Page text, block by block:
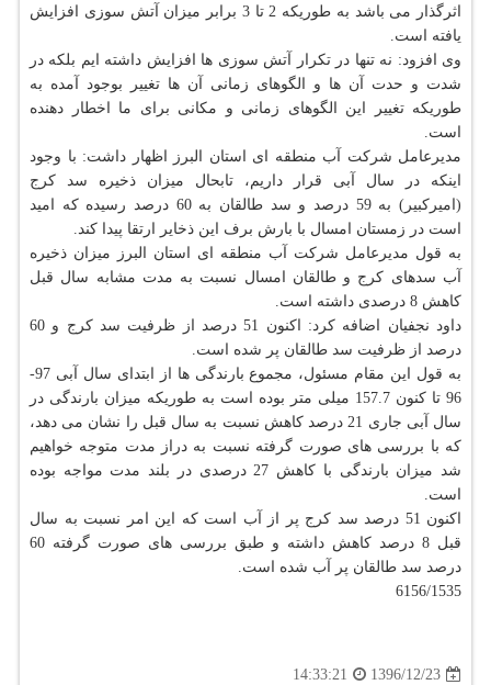
اثرگذار می باشد به طوریكه 2 تا 3 برابر میزان آتش سوزی افزایش
یافته است.
وی افزود: نه تنها در تكرار آتش سوزی ها افزایش داشته ایم بلكه در
شدت و حدت آن ها و الگوهای زمانی آن ها تغییر بوجود آمده به
طوریكه تغییر این الگوهای زمانی و مكانی برای ما اخطار دهنده
است.
مدیرعامل شركت آب منطقه ای استان البرز اظهار داشت: با وجود
اینكه در سال آبی قرار داریم، تابحال میزان ذخیره سد كرج
(امیركبیر) به 59 درصد و سد طالقان به 60 درصد رسیده كه امید
است در زمستان امسال با بارش برف این ذخایر ارتقا پیدا كند.
به قول مدیرعامل شركت آب منطقه ای استان البرز میزان ذخیره
آب سدهای كرج و طالقان امسال نسبت به مدت مشابه سال قبل
كاهش 8 درصدی داشته است.
داود نجفیان اضافه كرد: اكنون 51 درصد از ظرفیت سد كرج و 60
درصد از ظرفیت سد طالقان پر شده است.
به قول این مقام مسئول، مجموع بارندگی ها از ابتدای سال آبی 97-
96 تا كنون 157.7 میلی متر بوده است به طوریكه میزان بارندگی در
سال آبی جاری 21 درصد كاهش نسبت به سال قبل را نشان می دهد،
كه با بررسی های صورت گرفته نسبت به دراز مدت متوجه خواهیم
شد میزان بارندگی با كاهش 27 درصدی در بلند مدت مواجه بوده
است.
اكنون 51 درصد سد كرج پر از آب است كه این امر نسبت به سال
قبل 8 درصد كاهش داشته و طبق بررسی های صورت گرفته 60
درصد سد طالقان پر آب شده است.
6156/1535
1396/12/23
14:33:21